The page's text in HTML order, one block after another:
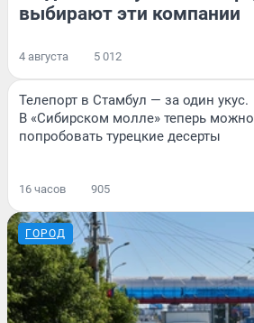
выбирают эти компании
4 августа 5 012
Телепорт в Стамбул — за один укус.
В «Сибирском молле» теперь можно
попробовать турецкие десерты
16 часов 905
ГОРОД